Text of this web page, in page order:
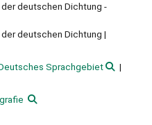
deutschen Dichtung -
deutschen Dichtung
Sprachgebiet